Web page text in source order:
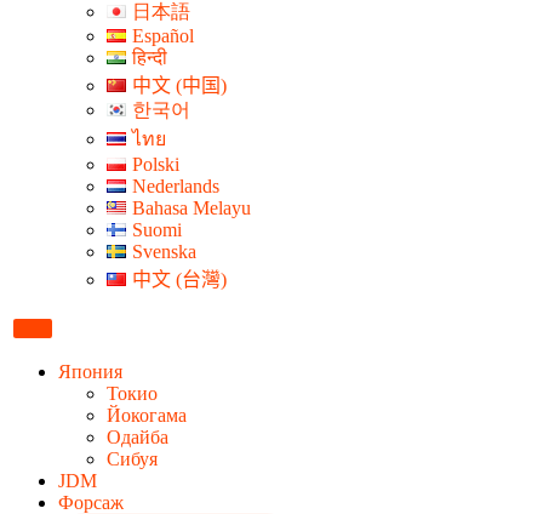
日本語
Español
हिन्दी
中文 (中国)
한국어
ไทย
Polski
Nederlands
Bahasa Melayu
Suomi
Svenska
中文 (台灣)
Япония
Токио
Йокогама
Одайба
Сибуя
JDM
Форсаж